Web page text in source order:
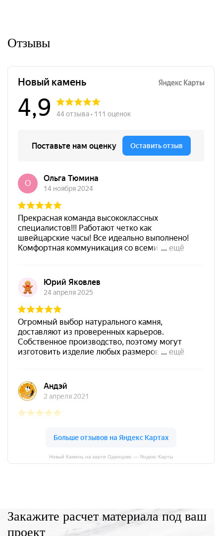
Отзывы
Новый Камень на карте Одинцово — Яндекс Карты
Закажите расчет материала под ваш
проект